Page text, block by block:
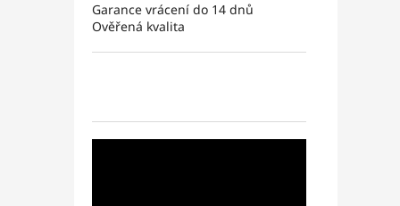
Garance vrácení do 14 dnů
Ověřená kvalita